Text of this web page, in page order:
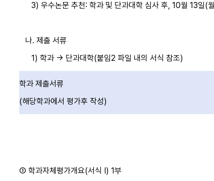
3) 우수논문 추천: 학과 및 단과대학 심사 후, 10월 13일(
나. 제출 서류
1) 학과 → 단과대학(붙임2 파일 내의 서식 참조)
학과 제출서류
(해당학과에서 평가후 작성)
① 학과자체평가개요(서식 I) 1부